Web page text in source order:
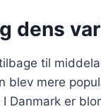
dens
til
blev mere
Danmark er